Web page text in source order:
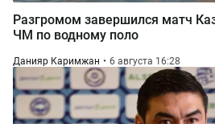
Разгромом завершился матч
ЧМ по водному поло
Данияр Каримжан 6 августа 16:28